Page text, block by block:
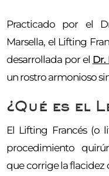
Practicado por el
Marsella, el Lifting
desarrollada por el Dr.
un rostro armonioso
¿Qué es el
El Lifting Francés (o
procedimiento
que corrige la flacidez